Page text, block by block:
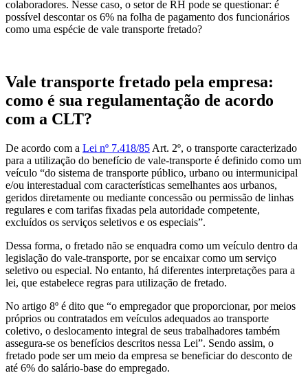
colaboradores. Nesse caso, o setor de RH pode se questionar: é
possível descontar os 6% na folha de pagamento dos funcionários
como uma espécie de vale transporte fretado?
Vale transporte fretado pela empresa:
como é sua regulamentação de acordo
com a CLT?
De acordo com a Lei nº 7.418/85 Art. 2º, o transporte caracterizado
para a utilização do benefício de vale-transporte é definido como um
veículo “do sistema de transporte público, urbano ou intermunicipal
e/ou interestadual com características semelhantes aos urbanos,
geridos diretamente ou mediante concessão ou permissão de linhas
regulares e com tarifas fixadas pela autoridade competente,
excluídos os serviços seletivos e os especiais”.
Dessa forma, o fretado não se enquadra como um veículo dentro da
legislação do vale-transporte, por se encaixar como um serviço
seletivo ou especial. No entanto, há diferentes interpretações para a
lei, que estabelece regras para utilização de fretado.
No artigo 8º é dito que “o empregador que proporcionar, por meios
próprios ou contratados em veículos adequados ao transporte
coletivo, o deslocamento integral de seus trabalhadores também
assegura-se os benefícios descritos nessa Lei”. Sendo assim, o
fretado pode ser um meio da empresa se beneficiar do desconto de
até 6% do salário-base do empregado.